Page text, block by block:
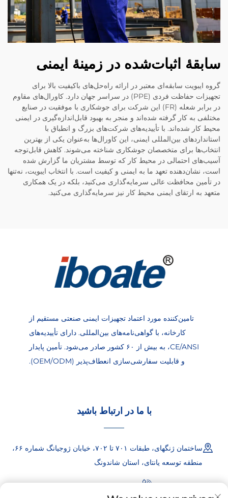
سابقهٔ اثبات‌شده در زمینهٔ ایمنی
گروه ایبویت سابقه‌ای معتبر در ارائه راه‌حل‌های باکیفیت بالا برای
تجهیزات حفاظت فردی (PPE) در سراسر جهان دارد. کاورال‌های مقاوم
در برابر شعله (FR) این شرکت برای جوشکاری با موفقیت در صنایع
مختلفی به کار گرفته شده‌اند و منجر به بهبود قابل‌اندازه‌گیری در ایمنی
محیط کار شده‌اند. با تأییدیه‌های شرکت‌های بزرگ و انطباق با
استانداردهای بین‌المللی ایمنی، این کاورال‌ها به‌عنوان یکی از بهترین
انتخاب‌ها برای متخصصان جوشکاری شناخته می‌شوند. کاهش قابل‌توجه
آسیب‌های احتمالی در محیط کار که توسط مشتریان ما گزارش شده
است، نشان‌دهنده تعهد ما به ایمنی و کیفیت است. با انتخاب ایبویت، نه‌تنها
در تأمین محافظت عالی سرمایه‌گذاری می‌کنید، بلکه در یک همکاری
متعهد به ارتقای ایمنی محیط کار نیز سرمایه‌گذاری می‌کنید.
تامین‌کننده مورد اعتماد تجهیزات ایمنی صنعتی مستقیم از
کارخانه، با گواهی‌نامه‌های بین‌المللی. دارای تأییدیه‌های
CE/ANSI، به بیش از ۶۰ کشور صادر می‌شود. تأمین پایدار
و قابلیت سفارشی‌سازی انعطاف‌پذیر (OEM/ODM).
با ما در ارتباط باشید
ساختمان ژنگهای، طبقات ۷۰۱ تا ۷۰۲، خیابان ژوجیانگ شماره ۶۶،
منطقه توسعه یانتای، استان شاندونگ
+86-18865557722